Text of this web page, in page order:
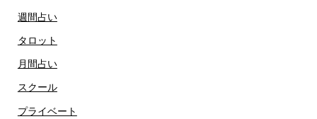
週間占い
タロット
月間占い
スクール
プライベート